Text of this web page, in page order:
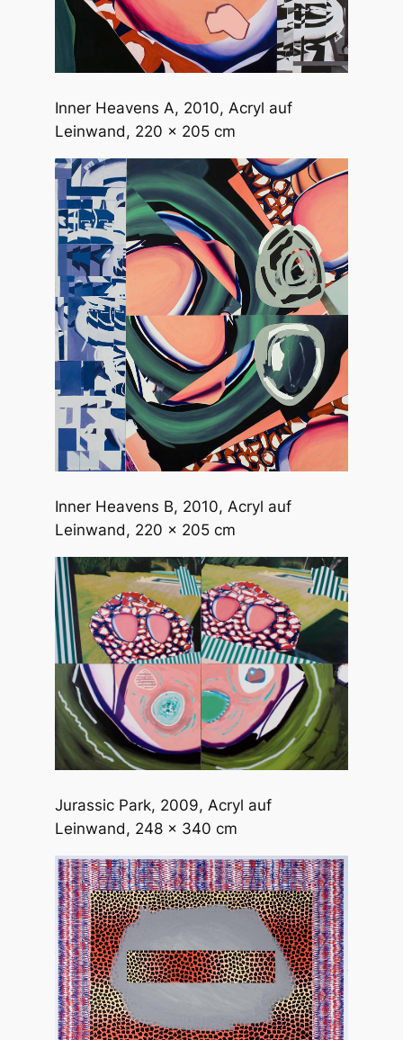
Inner Heavens A, 2010, Acryl auf
Leinwand, 220 x 205 cm
Inner Heavens B, 2010, Acryl auf
Leinwand, 220 x 205 cm
Jurassic Park, 2009, Acryl auf
Leinwand, 248 x 340 cm